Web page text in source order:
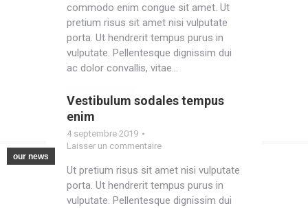
commodo enim congue sit amet. Ut
pretium risus sit amet nisi vulputate
porta. Ut hendrerit tempus purus in
vulputate. Pellentesque dignissim dui
ac dolor convallis, vitae…
Read post
our news
Vestibulum sodales tempus
enim
4 septembre 2019
Laisser un commentaire
Ut pretium risus sit amet nisi vulputate
porta. Ut hendrerit tempus purus in
vulputate. Pellentesque dignissim dui